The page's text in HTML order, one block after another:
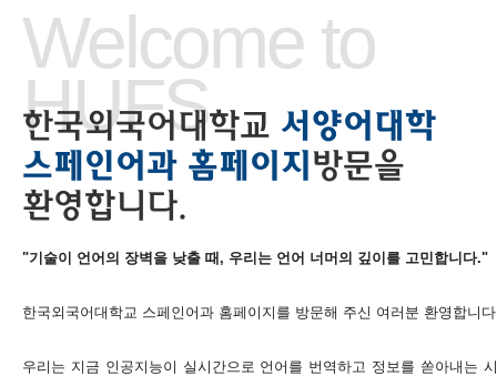
Welcome to
HUFS
한국외국어대학교 서양어대학
스페인어과 홈페이지 방문을
환영합니다.
"기술이 언어의 장벽을 낮출 때, 우리는 언어 너머의 깊이를 고민합니다."
한국외국어대학교 스페인어과 홈페이지를 방문해 주신 여러분 환영합니
우리는 지금 인공지능이 실시간으로 언어를 번역하고 정보를 쏟아내는